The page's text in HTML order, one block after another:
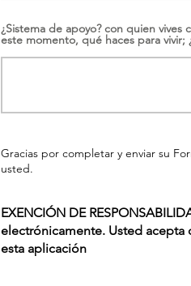
¿Sistema de apoyo? con quien vives
este momento, qué haces para
Gracias por completar y enviar su
usted.
EXENCIÓN DE
electrónicamente. Usted
esta aplicación